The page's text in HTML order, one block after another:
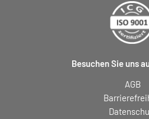
Besuchen Sie uns
AGB